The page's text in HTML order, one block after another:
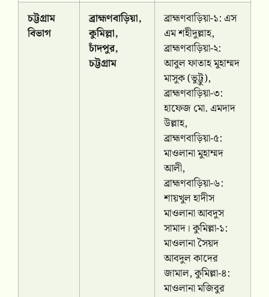
চট্টগ্রাম
বিভাগ
ব্রাহ্মণবাড়িয়া,
কুমিল্লা,
চাঁদপুর,
চট্টগ্রাম
ব্রাহ্মণবাড়িয়া-১: এস
এম শহীদুল্লাহ,
ব্রাহ্মণবাড়িয়া-২:
আবুল ফাতাহ মুহাম্মদ
মাসুক (ভুট্টু),
ব্রাহ্মণবাড়িয়া-৩:
হাফেজ মো. এমদাদ
উল্লাহ,
ব্রাহ্মণবাড়িয়া-৫:
মাওলানা মুহাম্মদ
আলী,
ব্রাহ্মণবাড়িয়া-৬:
শায়খুল হাদীস
মাওলানা আবদুস
সামাদ। কুমিল্লা-১:
মাওলানা সৈয়দ
আবদুল কাদের
জামাল, কুমিল্লা-৪:
মাওলানা মজিবুর